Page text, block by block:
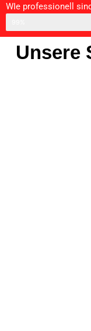
WIe professionell
Unsere